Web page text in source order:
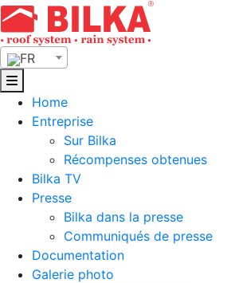
Skip
to
content
FR
Home
Entreprise
Sur Bilka
Récompenses obtenues
Bilka TV
Presse
Bilka dans la presse
Communiqués de presse
Documentation
Galerie photo